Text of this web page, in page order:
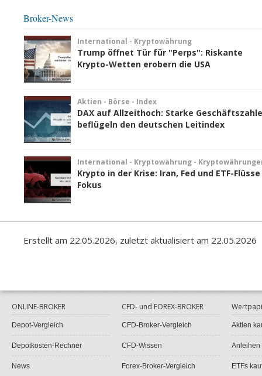
Broker-News
International - Kryptowährung
Trump öffnet Tür für "Perps": Riskante
Krypto-Wetten erobern die USA
Aktien - Börse - Index
DAX auf Allzeithoch: Starke
beflügeln den deutschen Leitindex
International - Kryptowährung -
Krypto in der Krise: Iran, Fed und ETF-
Fokus
Erstellt am 22.05.2026, zuletzt aktualisiert am 22.05.2026
ONLINE-BROKER
Depot-Vergleich
Depotkosten-Rechner
News
CFD- und FOREX-BROKER
CFD-Broker-Vergleich
CFD-Wissen
Forex-Broker-Vergleich
Aktien
Anleihen
ETFs